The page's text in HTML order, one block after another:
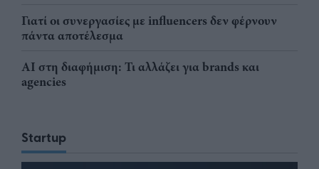
Γιατί οι συνεργασίες με influencers δεν φέρνουν
πάντα αποτέλεσμα
AI στη διαφήμιση: Τι αλλάζει για brands και
agencies
Startup